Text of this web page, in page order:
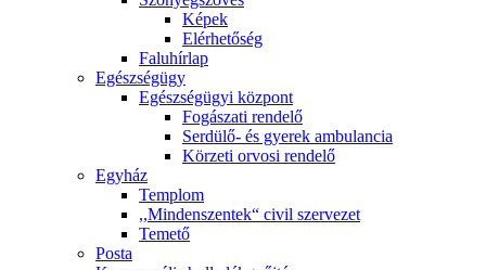
Képek
Elérhetőség
Faluhírlap
Egészségügy
Egészségügyi központ
Fogászati rendelő
Serdülő- és gyerek ambulancia
Körzeti orvosi rendelő
Egyház
Templom
,,Mindenszentek“ civil szervezet
Temető
Posta